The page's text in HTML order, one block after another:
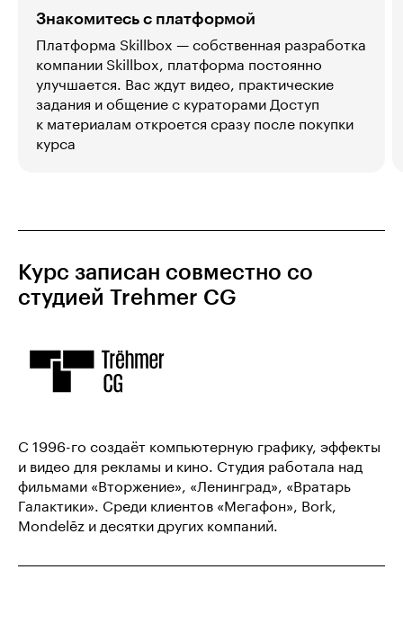
Знакомитесь с платформой
Платформа Skillbox — собственная разработка
компании Skillbox, платформа постоянно
улучшается. Вас ждут видео, практические
задания и общение с кураторами Доступ
к материалам откроется сразу после покупки
курса
Курс записан совместно со
студией Trehmer CG
C 1996-го создаёт компьютерную графику, эффекты
и видео для рекламы и кино. Студия работала над
фильмами «Вторжение», «Ленинград», «Вратарь
Галактики». Среди клиентов «Мегафон», Bork,
Mondelēz и десятки других компаний.